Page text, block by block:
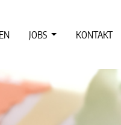
JOBS KONTAKT